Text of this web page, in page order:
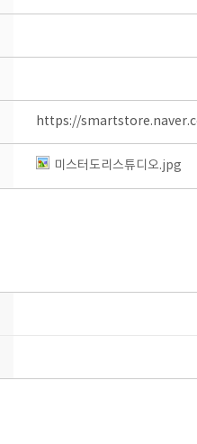
https://
미스터도리스튜디오.jpg